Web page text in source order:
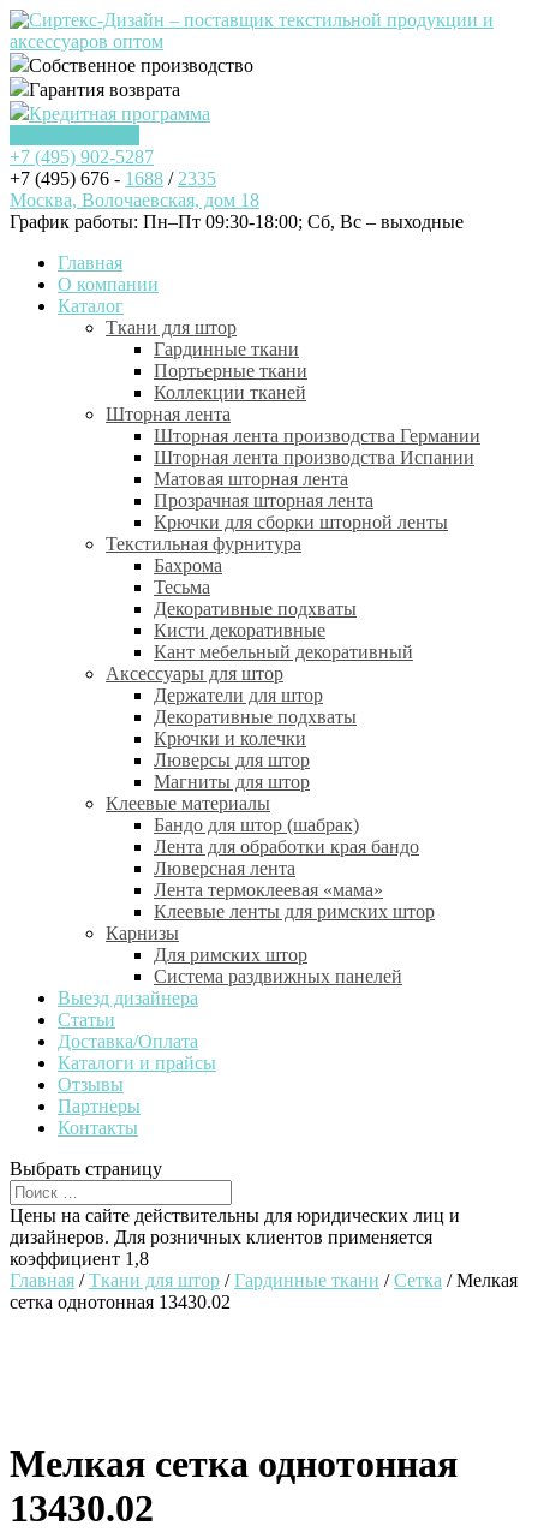
Собственное производство
Гарантия возврата
Кредитная программа
+7 (495) 902-5287
+7 (495) 676 - 1688 / 2335
Москва, Волочаевская, дом 18
График работы: Пн–Пт 09:30-18:00; Cб, Вс – выходные
Главная
О компании
Каталог
Ткани для штор
Гардинные ткани
Портьерные ткани
Коллекции тканей
Шторная лента
Шторная лента производства Германии
Шторная лента производства Испании
Матовая шторная лента
Прозрачная шторная лента
Крючки для сборки шторной ленты
Текстильная фурнитура
Бахрома
Тесьма
Декоративные подхваты
Кисти декоративные
Кант мебельный декоративный
Аксессуары для штор
Держатели для штор
Декоративные подхваты
Крючки и колечки
Люверсы для штор
Магниты для штор
Клеевые материалы
Бандо для штор (шабрак)
Лента для обработки края бандо
Люверсная лента
Лента термоклеевая «мама»
Клеевые ленты для римских штор
Карнизы
Для римских штор
Система раздвижных панелей
Выезд дизайнера
Статьи
Доставка/Оплата
Каталоги и прайсы
Отзывы
Партнеры
Контакты
Выбрать страницу
Цены на сайте действительны для юридических лиц и
дизайнеров. Для розничных клиентов применяется
коэффициент 1,8
Главная /Ткани для штор /Гардинные ткани /Сетка / Мелкая
сетка однотонная 13430.02
Мелкая сетка однотонная
13430.02